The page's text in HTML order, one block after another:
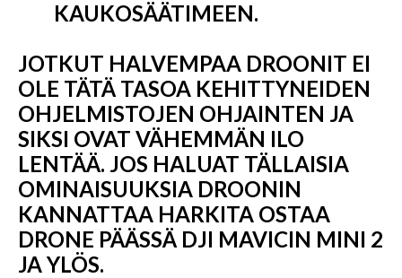
KAUKOSÄÄTIMEEN.
JOTKUT HALVEMPAA DROONIT EI
OLE TÄTÄ TASOA KEHITTYNEIDEN
OHJELMISTOJEN OHJAINTEN JA
SIKSI OVAT VÄHEMMÄN ILO
LENTÄÄ. JOS HALUAT TÄLLAISIA ​​
OMINAISUUKSIA DROONIN
KANNATTAA HARKITA OSTAA
DRONE PÄÄSSÄ DJI MAVICIN MINI 2
JA YLÖS.